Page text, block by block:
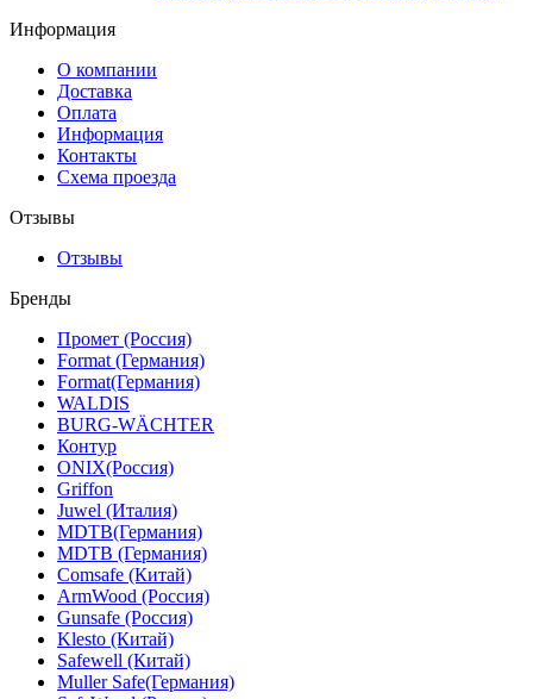
Информация
О компании
Доставка
Оплата
Информация
Контакты
Схема проезда
Отзывы
Отзывы
Бренды
Промет (Россия)
Format (Германия)
Format(Германия)
WALDIS
BURG-WÄCHTER
Контур
ONIX(Россия)
Griffon
Juwel (Италия)
MDTB(Германия)
MDTB (Германия)
Comsafe (Китай)
ArmWood (Россия)
Gunsafe (Россия)
Klesto (Китай)
Safewell (Китай)
Muller Safe(Германия)